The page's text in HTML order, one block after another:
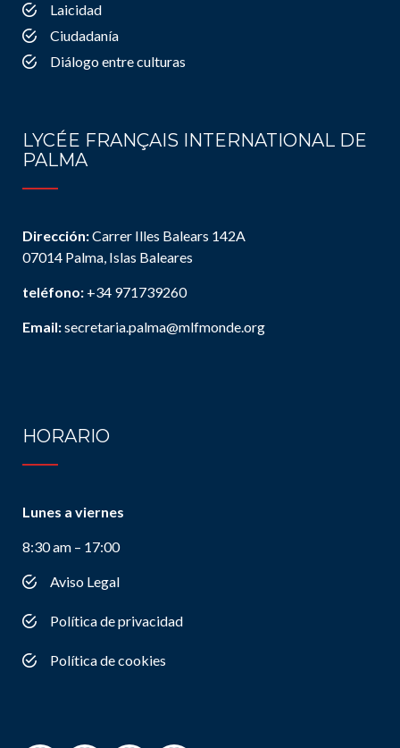
Laicidad
Ciudadanía
Diálogo entre culturas
LYCÉE FRANÇAIS INTERNATIONAL DE
PALMA
Dirección:Carrer Illes Balears 142A
07014 Palma, Islas Baleares
teléfono: +34 971739260
Email:secretaria.palma@mlfmonde.org
HORARIO
Lunes a viernes
8:30 am – 17:00
Aviso Legal
Política de privacidad
Política de cookies